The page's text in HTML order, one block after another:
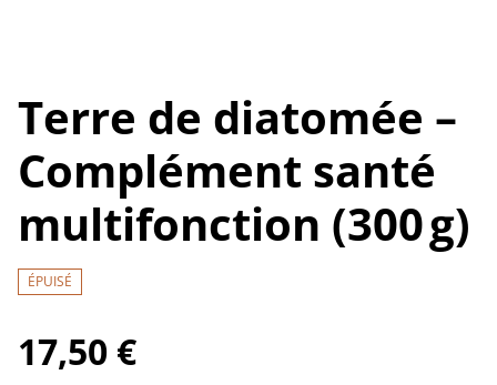
Terre de diatomée –
Complément santé
multifonction (300 g)
ÉPUISÉ
17,50 €